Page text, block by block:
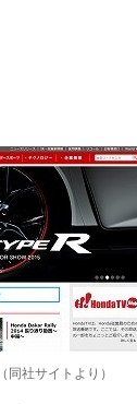
社サイトより）